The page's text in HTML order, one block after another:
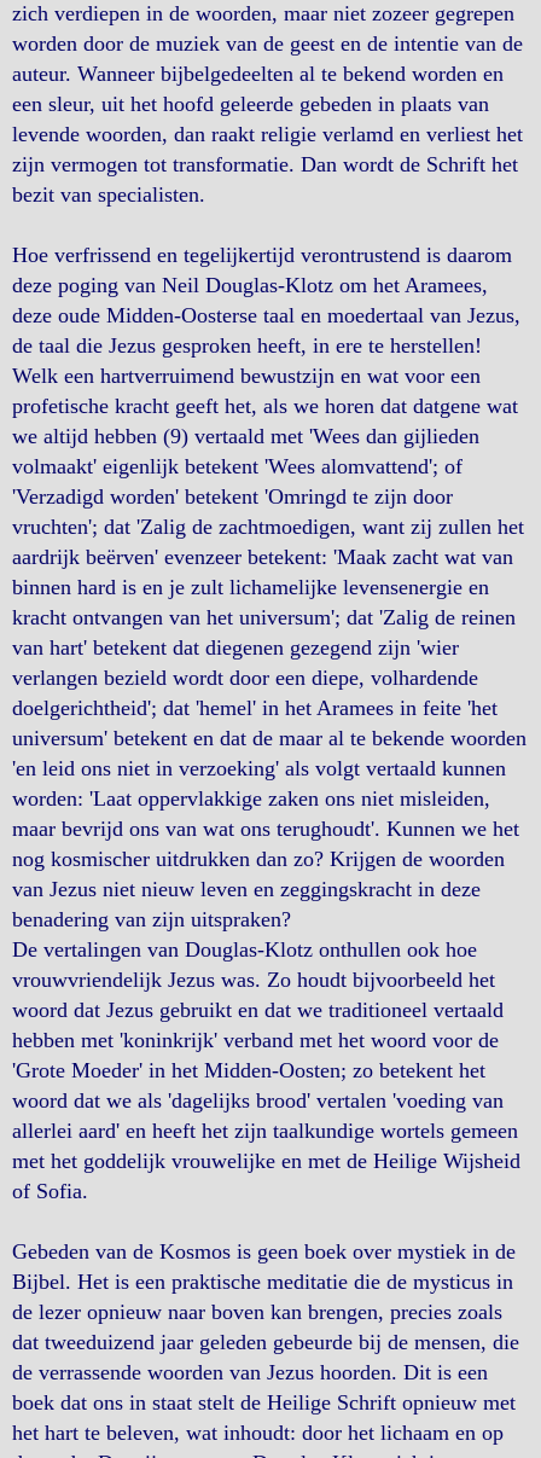
zich verdiepen in de woorden, maar niet zozeer gegrepen
worden door de muziek van de geest en de intentie van de
auteur. Wanneer bijbelgedeelten al te bekend worden en
een sleur, uit het hoofd geleerde gebeden in plaats van
levende woorden, dan raakt religie verlamd en verliest het
zijn vermogen tot transformatie. Dan wordt de Schrift het
bezit van specialisten.
Hoe verfrissend en tegelijkertijd verontrustend is daarom
deze poging van Neil Douglas-Klotz om het Aramees,
deze oude Midden-Oosterse taal en moedertaal van Jezus,
de taal die Jezus gesproken heeft, in ere te herstellen!
Welk een hartverruimend bewustzijn en wat voor een
profetische kracht geeft het, als we horen dat datgene wat
we altijd hebben (9) vertaald met 'Wees dan gijlieden
volmaakt' eigenlijk betekent 'Wees alomvattend'; of
'Verzadigd worden' betekent 'Omringd te zijn door
vruchten'; dat 'Zalig de zachtmoedigen, want zij zullen het
aardrijk beërven' evenzeer betekent: 'Maak zacht wat van
binnen hard is en je zult lichamelijke levensenergie en
kracht ontvangen van het universum'; dat 'Zalig de reinen
van hart' betekent dat diegenen gezegend zijn 'wier
verlangen bezield wordt door een diepe, volhardende
doelgerichtheid'; dat 'hemel' in het Aramees in feite 'het
universum' betekent en dat de maar al te bekende woorden
'en leid ons niet in verzoeking' als volgt vertaald kunnen
worden: 'Laat oppervlakkige zaken ons niet misleiden,
maar bevrijd ons van wat ons terughoudt'. Kunnen we het
nog kosmischer uitdrukken dan zo? Krijgen de woorden
van Jezus niet nieuw leven en zeggingskracht in deze
benadering van zijn uitspraken?
De vertalingen van Douglas-Klotz onthullen ook hoe
vrouwvriendelijk Jezus was. Zo houdt bijvoorbeeld het
woord dat Jezus gebruikt en dat we traditioneel vertaald
hebben met 'koninkrijk' verband met het woord voor de
'Grote Moeder' in het Midden-Oosten; zo betekent het
woord dat we als 'dagelijks brood' vertalen 'voeding van
allerlei aard' en heeft het zijn taalkundige wortels gemeen
met het goddelijk vrouwelijke en met de Heilige Wijsheid
of Sofia.
Gebeden van de Kosmos is geen boek over mystiek in de
Bijbel. Het is een praktische meditatie die de mysticus in
de lezer opnieuw naar boven kan brengen, precies zoals
dat tweeduizend jaar geleden gebeurde bij de mensen, die
de verrassende woorden van Jezus hoorden. Dit is een
boek dat ons in staat stelt de Heilige Schrift opnieuw met
het hart te beleven, wat inhoudt: door het lichaam en op